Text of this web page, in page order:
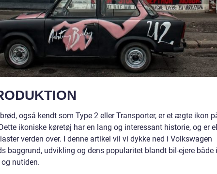
også kendt som Type 2 eller Transporter, er et ægte ikon
ikoniske køretøj har en lang og interessant historie, og er
verden over. I denne artikel vil vi dykke ned i Volkswagen
baggrund, udvikling og dens popularitet blandt bil-ejere både i
nutiden.